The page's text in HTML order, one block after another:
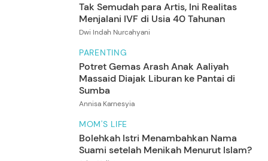
Tak Semudah para Artis, Ini Realitas
Menjalani IVF di Usia 40 Tahunan
Dwi Indah Nurcahyani
PARENTING
Potret Gemas Arash Anak Aaliyah
Massaid Diajak Liburan ke Pantai di
Sumba
Annisa Karnesyia
MOM'S LIFE
Bolehkah Istri Menambahkan Nama
Suami setelah Menikah Menurut Islam?